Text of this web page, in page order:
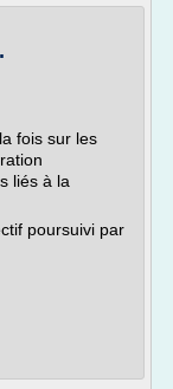
fois sur les
liés à la
poursuivi par